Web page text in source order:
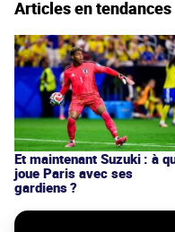
Articles en tendances
Et maintenant Suzuki : à
joue Paris avec ses
gardiens ?